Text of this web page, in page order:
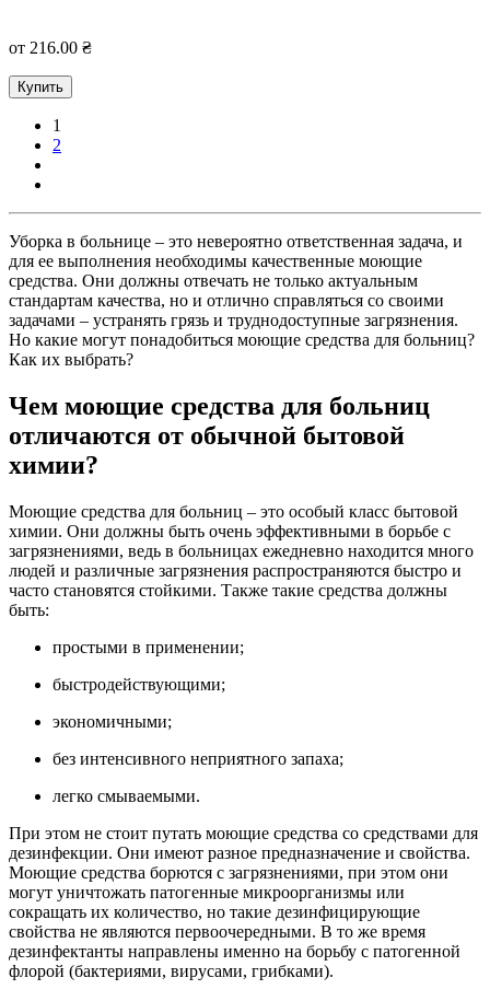
от 216.00 ₴
Купить
1
2
Уборка в больнице – это невероятно ответственная задача, и
для ее выполнения необходимы качественные моющие
средства. Они должны отвечать не только актуальным
стандартам качества, но и отлично справляться со своими
задачами – устранять грязь и труднодоступные загрязнения.
Но какие могут понадобиться моющие средства для больниц?
Как их выбрать?
Чем моющие средства для больниц
отличаются от обычной бытовой
химии?
Моющие средства для больниц – это особый класс бытовой
химии. Они должны быть очень эффективными в борьбе с
загрязнениями, ведь в больницах ежедневно находится много
людей и различные загрязнения распространяются быстро и
часто становятся стойкими. Также такие средства должны
быть:
простыми в применении;
быстродействующими;
экономичными;
без интенсивного неприятного запаха;
легко смываемыми.
При этом не стоит путать моющие средства со средствами для
дезинфекции. Они имеют разное предназначение и свойства.
Моющие средства борются с загрязнениями, при этом они
могут уничтожать патогенные микроорганизмы или
сокращать их количество, но такие дезинфицирующие
свойства не являются первоочередными. В то же время
дезинфектанты направлены именно на борьбу с патогенной
флорой (бактериями, вирусами, грибками).